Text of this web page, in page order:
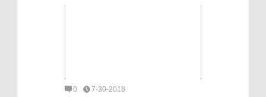
0 7-30-2018